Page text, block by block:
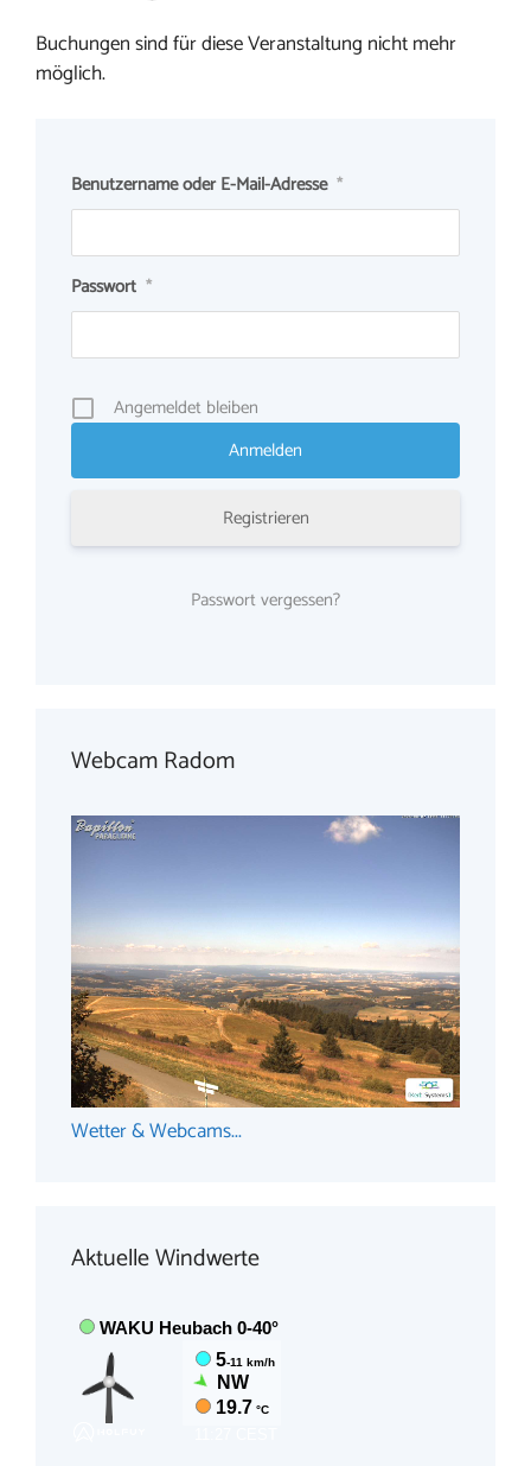
Buchungen sind für diese Veranstaltung nicht mehr
möglich.
Benutzername oder E-Mail-Adresse *
Passwort *
Angemeldet bleiben
Registrieren
Passwort vergessen?
Webcam Radom
Wetter & Webcams...
Aktuelle Windwerte